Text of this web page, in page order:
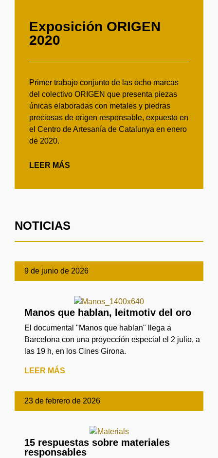
Exposición ORIGEN
2020
Primer trabajo conjunto de las ocho marcas
del colectivo ORIGEN que presenta piezas
únicas elaboradas con metales y piedras
preciosas de origen responsable, expuesto en
el Centro de Artesanía de Catalunya en enero
de 2020.
LEER MÁS
NOTICIAS
9 de junio de 2026
Manos que hablan, leitmotiv del oro
El documental "Manos que hablan" llega a
Barcelona con una proyección especial el 2 julio, a
las 19 h, en los Cines Girona.
LEER MÁS
23 de febrero de 2026
15 respuestas sobre materiales
responsables